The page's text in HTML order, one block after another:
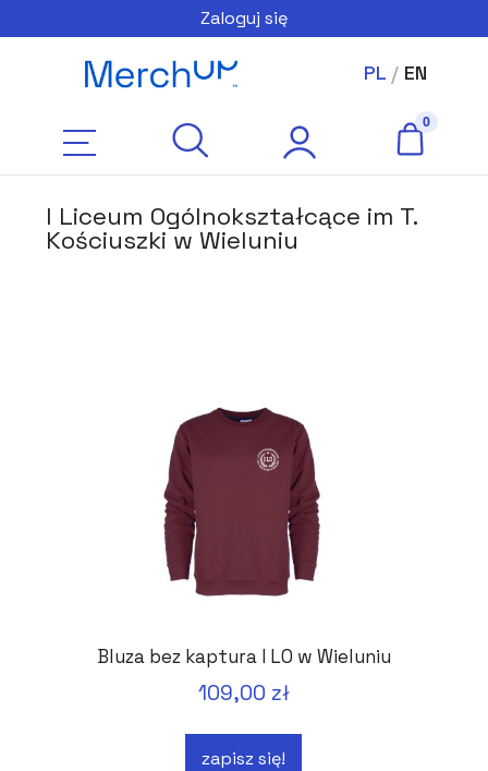
Zaloguj się
PL/ EN
I Liceum Ogólnokształcące im T.
Kościuszki w Wieluniu
Bluza bez kaptura I LO w Wieluniu
109,00 zł
zapisz się!